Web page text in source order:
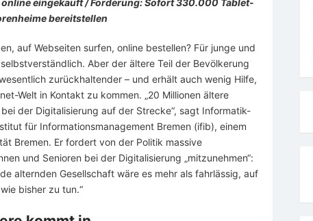
eingekauft / Forderung: Sofort 330.000 Tablet-
bereitstellen
auf Webseiten surfen, online bestellen? Für junge und
Aber der ältere Teil der Bevölkerung
zurückhaltender – und erhält auch wenig Hilfe,
Welt in Kontakt zu kommen. „20 Millionen ältere
der Digitalisierung auf der Strecke“, sagt Informatik-
für Informationsmanagement Bremen (ifib), einem
Bremen. Er fordert von der Politik massive
und Senioren bei der Digitalisierung „mitzunehmen“:
alternden Gesellschaft wäre es mehr als fahrlässig, auf
bisher zu tun.“